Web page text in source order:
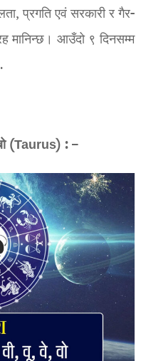
प्रगति एवं सरकारी र गैर-
मानिन्छ। आउँदो ९ दिनसम्म
(Taurus) : –